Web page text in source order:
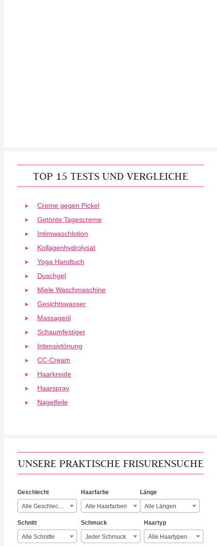
TOP 15 TESTS UND VERGLEICHE
Creme gegen Pickel
Getönte Tagescreme
Intimwaschlotion
Kollagenhydrolysat
Yoga Handtuch
Duschgel
Miele Waschmaschine
Gesichtswasser
Massageöl
Schaumfestiger
Intensivtönung
CC-Cream
Haarkreide
Haarspray
Nagelfeile
UNSERE PRAKTISCHE FRISURENSUCHE
Geschlecht
Alle Geschlechter
Haarfarbe
Alle Haarfarben
Länge
Alle Längen
Schnitt
Alle Schnitte
Schmuck
Jeder Schmuck
Haartyp
Alle Haartypen